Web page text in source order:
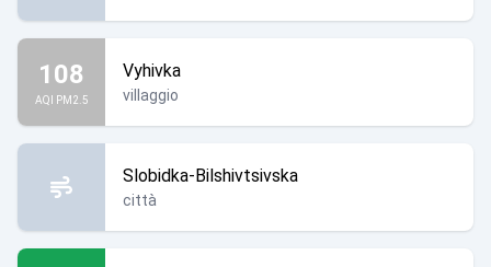
108
AQI PM2.5
Vyhivka
villaggio
Slobidka-Bilshivtsivska
città